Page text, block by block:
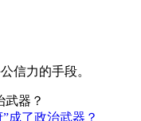
武器？
成了政治武器？